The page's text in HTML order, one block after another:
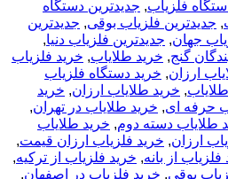
فلزیاب, جدیدترین دستگاه
, جدیدترین فلزیاب بوقی, جدیدترین
جهان, جدیدترین فلزیاب دنیا,
گنج, خريد طلاياب, خريد فلزياب
ارزان, خرید دستگاه فلزیاب
, خرید طلایاب ارزان, خرید
حرفه ای, خرید طلایاب در تهران,
طلایاب دسته دوم, خرید طلایاب
ارزان, خرید فلزیاب ارزان قیمت,
فلزیاب از بانه, خرید فلزیاب از ترکیه,
بوقی, خرید فلزیاب در اصفهان,